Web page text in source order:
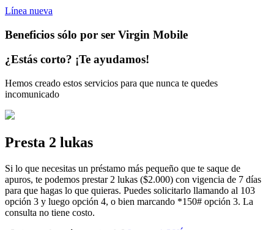
Línea nueva
Beneficios sólo por ser Virgin Mobile
¿Estás corto? ¡Te ayudamos!
Hemos creado estos servicios para que nunca te quedes
incomunicado
Presta 2 lukas
Si lo que necesitas un préstamo más pequeño que te saque de
apuros, te podemos prestar 2 lukas ($2.000) con vigencia de 7 días
para que hagas lo que quieras. Puedes solicitarlo llamando al 103
opción 3 y luego opción 4, o bien marcando *150# opción 3. La
consulta no tiene costo.